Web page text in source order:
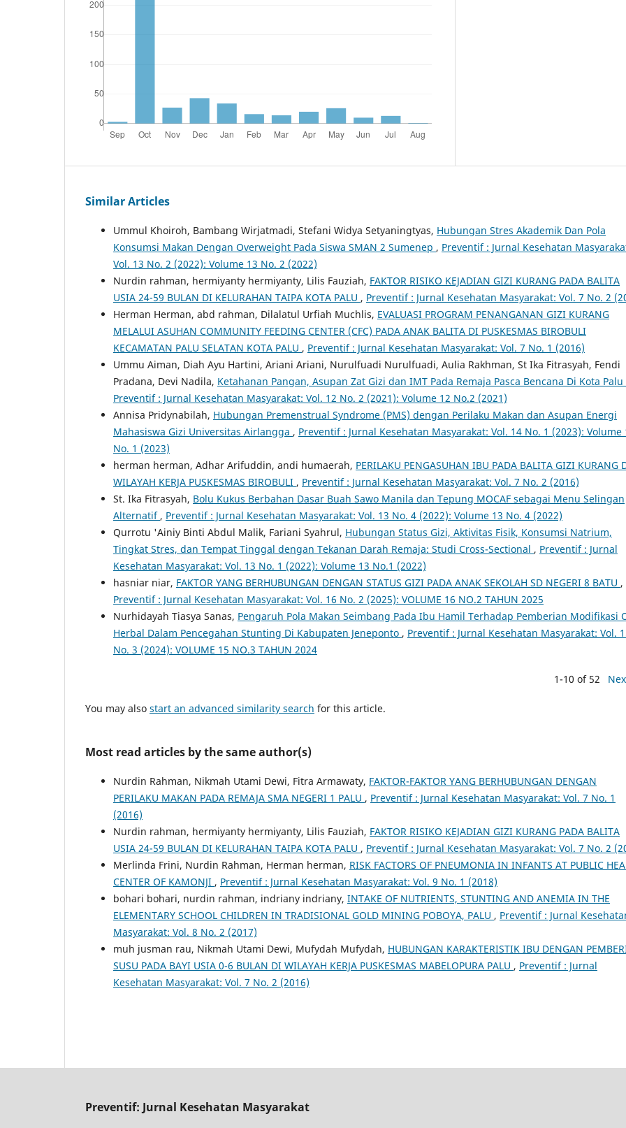
Similar Articles
Ummul Khoiroh, Bambang Wirjatmadi, Stefani Widya Setyaningtyas, Hubungan Stres Akademik Dan Pola
Konsumsi Makan Dengan Overweight Pada Siswa SMAN 2 Sumenep , Preventif : Jurnal Kesehatan
Vol. 13 No. 2 (2022): Volume 13 No. 2 (2022)
Nurdin rahman, hermiyanty hermiyanty, Lilis Fauziah, FAKTOR RISIKO KEJADIAN GIZI KURANG PADA BALITA
USIA 24-59 BULAN DI KELURAHAN TAIPA KOTA PALU , Preventif : Jurnal Kesehatan Masyarakat: Vol. 7 No. 2
Herman Herman, abd rahman, Dilalatul Urfiah Muchlis, EVALUASI PROGRAM PENANGANAN GIZI KURANG
MELALUI ASUHAN COMMUNITY FEEDING CENTER (CFC) PADA ANAK BALITA DI PUSKESMAS BIROBULI
KECAMATAN PALU SELATAN KOTA PALU , Preventif : Jurnal Kesehatan Masyarakat: Vol. 7 No. 1 (2016)
Ummu Aiman, Diah Ayu Hartini, Ariani Ariani, Nurulfuadi Nurulfuadi, Aulia Rakhman, St Ika Fitrasyah, Fendi
Pradana, Devi Nadila, Ketahanan Pangan, Asupan Zat Gizi dan IMT Pada Remaja Pasca Bencana Di Kota Palu
Preventif : Jurnal Kesehatan Masyarakat: Vol. 12 No. 2 (2021): Volume 12 No.2 (2021)
Annisa Pridynabilah, Hubungan Premenstrual Syndrome (PMS) dengan Perilaku Makan dan Asupan Energi
Mahasiswa Gizi Universitas Airlangga , Preventif : Jurnal Kesehatan Masyarakat: Vol. 14 No. 1 (2023): Volume
No. 1 (2023)
herman herman, Adhar Arifuddin, andi humaerah, PERILAKU PENGASUHAN IBU PADA BALITA GIZI KURANG
WILAYAH KERJA PUSKESMAS BIROBULI , Preventif : Jurnal Kesehatan Masyarakat: Vol. 7 No. 2 (2016)
St. Ika Fitrasyah, Bolu Kukus Berbahan Dasar Buah Sawo Manila dan Tepung MOCAF sebagai Menu Selingan
Alternatif , Preventif : Jurnal Kesehatan Masyarakat: Vol. 13 No. 4 (2022): Volume 13 No. 4 (2022)
Qurrotu 'Ainiy Binti Abdul Malik, Fariani Syahrul, Hubungan Status Gizi, Aktivitas Fisik, Konsumsi Natrium,
Tingkat Stres, dan Tempat Tinggal dengan Tekanan Darah Remaja: Studi Cross-Sectional , Preventif : Jurnal
Kesehatan Masyarakat: Vol. 13 No. 1 (2022): Volume 13 No.1 (2022)
hasniar niar, FAKTOR YANG BERHUBUNGAN DENGAN STATUS GIZI PADA ANAK SEKOLAH SD NEGERI 8 BATU ,
Preventif : Jurnal Kesehatan Masyarakat: Vol. 16 No. 2 (2025): VOLUME 16 NO.2 TAHUN 2025
Nurhidayah Tiasya Sanas, Pengaruh Pola Makan Seimbang Pada Ibu Hamil Terhadap Pemberian Modifikasi
Herbal Dalam Pencegahan Stunting Di Kabupaten Jeneponto , Preventif : Jurnal Kesehatan Masyarakat: Vol.
No. 3 (2024): VOLUME 15 NO.3 TAHUN 2024
1-10 of 52
You may also start an advanced similarity search for this article.
Most read articles by the same author(s)
Nurdin Rahman, Nikmah Utami Dewi, Fitra Armawaty, FAKTOR-FAKTOR YANG BERHUBUNGAN DENGAN
PERILAKU MAKAN PADA REMAJA SMA NEGERI 1 PALU , Preventif : Jurnal Kesehatan Masyarakat: Vol. 7 No. 1
(2016)
Nurdin rahman, hermiyanty hermiyanty, Lilis Fauziah, FAKTOR RISIKO KEJADIAN GIZI KURANG PADA BALITA
USIA 24-59 BULAN DI KELURAHAN TAIPA KOTA PALU , Preventif : Jurnal Kesehatan Masyarakat: Vol. 7 No. 2
Merlinda Frini, Nurdin Rahman, Herman herman, RISK FACTORS OF PNEUMONIA IN INFANTS AT PUBLIC
CENTER OF KAMONJI , Preventif : Jurnal Kesehatan Masyarakat: Vol. 9 No. 1 (2018)
bohari bohari, nurdin rahman, indriany indriany, INTAKE OF NUTRIENTS, STUNTING AND ANEMIA IN THE
ELEMENTARY SCHOOL CHILDREN IN TRADISIONAL GOLD MINING POBOYA, PALU , Preventif : Jurnal
Masyarakat: Vol. 8 No. 2 (2017)
muh jusman rau, Nikmah Utami Dewi, Mufydah Mufydah, HUBUNGAN KARAKTERISTIK IBU DENGAN
SUSU PADA BAYI USIA 0-6 BULAN DI WILAYAH KERJA PUSKESMAS MABELOPURA PALU , Preventif : Jurnal
Kesehatan Masyarakat: Vol. 7 No. 2 (2016)
Preventif: Jurnal Kesehatan Masyarakat